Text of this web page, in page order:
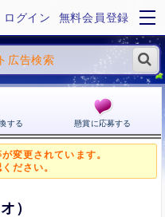
ログイン 無料会員登録
する 懸賞に応募する
変更されています。
ださい。
）